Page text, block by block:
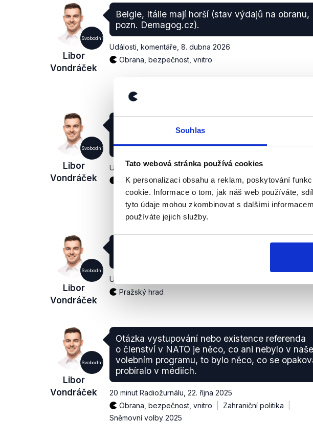
Souhlas
Tato webová stránka používá cookies
K personalizaci obsahu a reklam, poskytování
cookie. Informace o tom, jak náš web používáte,
tyto údaje mohou zkombinovat s dalšími
používáte jejich služby.
Svobodní
Libor
Vondráček
Belgie, Itálie mají horší (stav výdajů na obranu,
pozn. Demagog.cz).
Události, komentáře 8. dubna 2026
Obrana, bezpečnost, vnitro
Svobodní
Libor
Vondráček
Lipavského jmenoval, ale Petr Pavel to dostal do
fáze, kterou jsme v tomto smyslu nezažili.
Události, komentáře,8. dubna 2026
Právní stát
Pražský hrad Vnitrostranická politika
Svobodní
Libor
Vondráček
(…) řekl pan prezident, že Trump je lidsky
Události, komentáře
Pražský hrad
Svobodní
Libor
Vondráček
Otázka vystupování nebo existence referenda
o členství v NATO je něco, co ani nebylo v
volebním programu, to bylo něco, co se
probíralo v médiích.
20 minut Radiožurnálu 22. října 2025
Obrana, bezpečnost, vnitro
Zahraniční politika
Sněmovní volby 2025